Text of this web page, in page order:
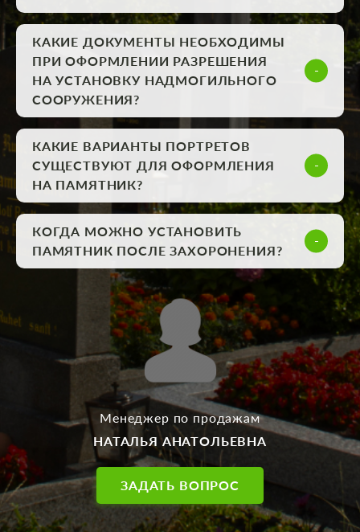
КАКИЕ ДОКУМЕНТЫ НЕОБХОДИМЫ
ПРИ ОФОРМЛЕНИИ РАЗРЕШЕНИЯ
НА УСТАНОВКУ НАДМОГИЛЬНОГО
СООРУЖЕНИЯ?
КАКИЕ ВАРИАНТЫ ПОРТРЕТОВ
СУЩЕСТВУЮТ ДЛЯ ОФОРМЛЕНИЯ
НА ПАМЯТНИК?
КОГДА МОЖНО УСТАНОВИТЬ
ПАМЯТНИК ПОСЛЕ ЗАХОРОНЕНИЯ?
Менеджер по продажам
НАТАЛЬЯ АНАТОЛЬЕВНА
ЗАДАТЬ ВОПРОС